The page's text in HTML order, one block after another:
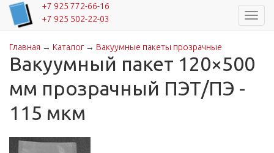
+7 925 772-66-16
+7 925 502-22-03
Вы здесь
Главная → Каталог→ Вакуумные пакеты прозрачные
Вакуумный пакет 120×500
мм прозрачный ПЭТ/ПЭ -
115 мкм